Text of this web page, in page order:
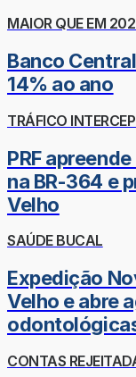
MAIOR QUE EM
Banco
14% ao ano
TRÁFICO
PRF
na BR-364 e
Velho
SAÚDE BUCAL
Expedição
Velho e abre
CONTAS